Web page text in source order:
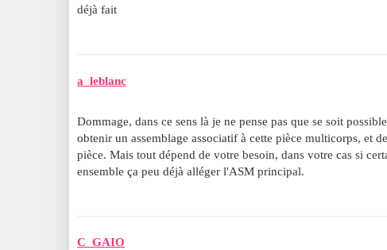
déjà fait
a_leblanc
Dommage, dans ce sens là je ne pense pas que se soit
obtenir un assemblage associatif à cette pièce multicorps, et
pièce. Mais tout dépend de votre besoin, dans votre cas si
ensemble ça peu déjà alléger l'ASM principal.
C_GAIO